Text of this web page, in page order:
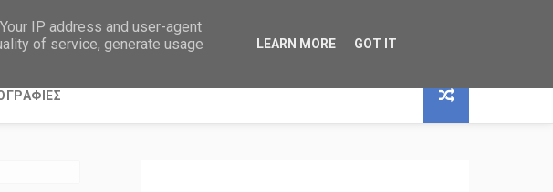
IP address and user-agent
of service, generate usage
LEARN MORE GOT IT